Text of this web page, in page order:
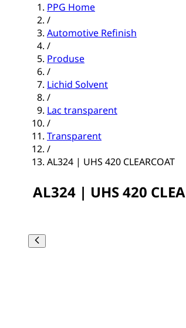
PPG Home
/
Automotive Refinish
/
Produse
/
Lichid Solvent
/
Lac transparent
/
Transparent
/
AL324 | UHS 420 CLEARCOAT
AL324 | UHS 420